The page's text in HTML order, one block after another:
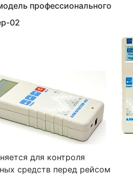
профессионального
02
для контроля
средств перед рейсом